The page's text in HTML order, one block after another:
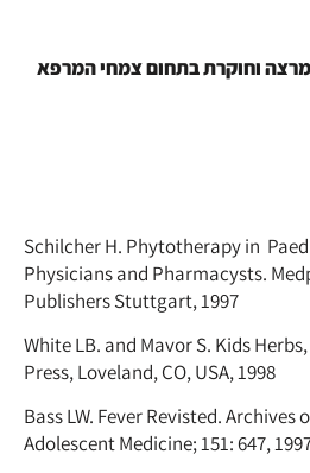
וחוקרת בתחום צמחי המרפא
Schilcher H. Phytotherapy in
Physicians and Pharmacysts.
Publishers Stuttgart, 1997
White LB. and Mavor S. Kids
Press, Loveland, CO, USA, 1998
Bass LW. Fever Revisted.
Adolescent Medicine; 151: 647,